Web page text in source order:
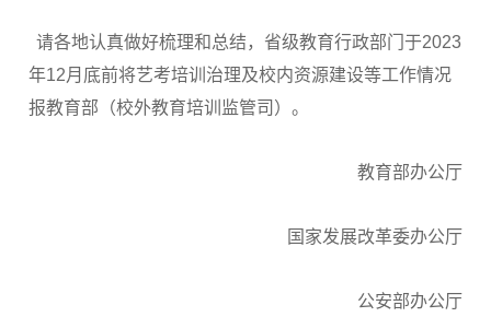
请各地认真做好梳理和总结，省级教育行政部门于2023
年12月底前将艺考培训治理及校内资源建设等工作情况
报教育部（校外教育培训监管司）。
教育部办公厅
国家发展改革委办公厅
公安部办公厅